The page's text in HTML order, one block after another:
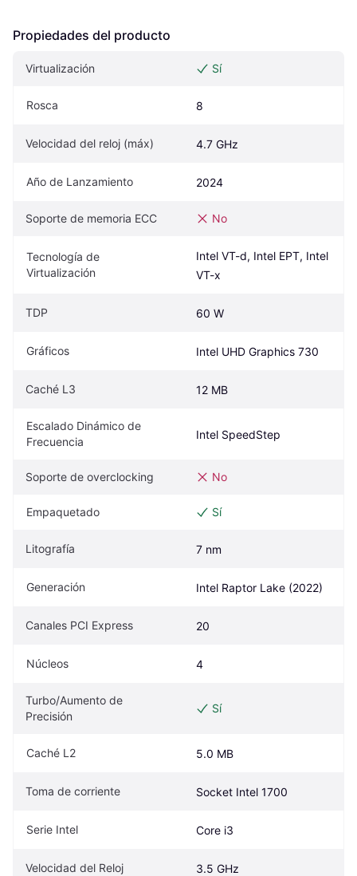
Propiedades del producto
Virtualización Sí
Rosca 8
Velocidad del reloj (máx) 4.7 GHz
Año de Lanzamiento 2024
Soporte de memoria ECC No
Tecnología de
Virtualización
Intel VT-d, Intel EPT, Intel
VT-x
TDP 60 W
Gráficos Intel UHD Graphics 730
Caché L3 12 MB
Escalado Dinámico de
Frecuencia
Intel SpeedStep
Soporte de overclocking No
Empaquetado Sí
Litografía 7 nm
Generación Intel Raptor Lake (2022)
Canales PCI Express 20
Núcleos 4
Turbo/Aumento de
Precisión
Sí
Caché L2 5.0 MB
Toma de corriente Socket Intel 1700
Serie Intel Core i3
Velocidad del Reloj 3.5 GHz